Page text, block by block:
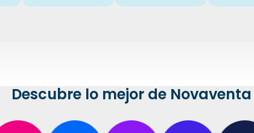
Descubre lo mejor de Novaventa